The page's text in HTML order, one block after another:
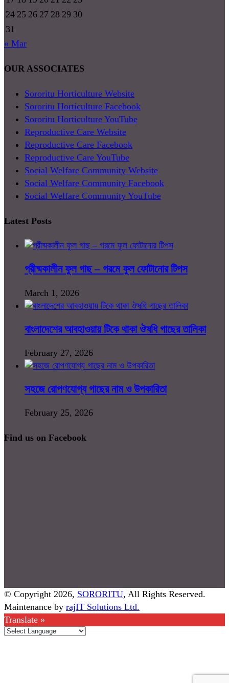
24 25 26 27 28 29 30
31
« Mar
OUR ASSOCIATES
Sororitu Horticulture Website
Sororitu Horticulture Facebook
Sororitu Horticulture YouTube
Reproductive Care Website
Reproductive Care Facebook
Reproductive Care YouTube
Social Welfare Community Website
Social Welfare Community Facebook
Social Welfare Community YouTube
Latest Posts
গ্রীষ্মকালীন ফুল গাছ – গরমে ফুল ফোটানোর টিপস
March 1, 2026
বাংলাদেশের আবহাওয়ায় টিকে থাকা ঔষধি গাছের তালিকা
February 27, 2026
সহজে রোপণযোগ্য গাছের নাম ও উপকারিতা
February 25, 2026
Find us on Facebook
© Copyright 2026, SORORITU, All Rights Reserved.
Maintenance by rajIT Solutions Ltd.
Translate »